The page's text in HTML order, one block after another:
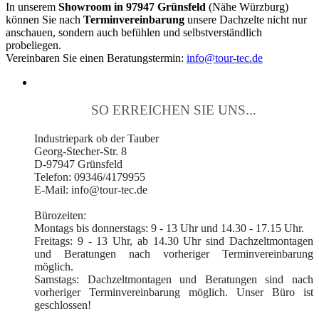
In unserem Showroom in 97947 Grünsfeld (Nähe Würzburg)
können Sie nach Terminvereinbarung unsere Dachzelte nicht nur
anschauen, sondern auch befühlen und selbstverständlich
probeliegen.
Vereinbaren Sie einen Beratungstermin: info@tour-tec.de
SO ERREICHEN SIE UNS...
Industriepark ob der Tauber
Georg-Stecher-Str. 8
D-97947 Grünsfeld
Telefon: 09346/4179955
E-Mail: info@tour-tec.de
Bürozeiten:
Montags bis donnerstags: 9 - 13 Uhr und 14.30 - 17.15 Uhr.
Freitags: 9 - 13 Uhr, ab 14.30 Uhr sind Dachzeltmontagen
und Beratungen nach vorheriger Terminvereinbarung
möglich.
Samstags: Dachzeltmontagen und Beratungen sind nach
vorheriger Terminvereinbarung möglich. Unser Büro ist
geschlossen!